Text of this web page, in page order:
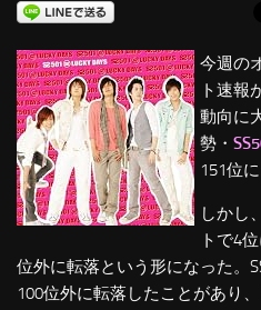
今週の
ト速報
動向に
勢・
151位
しかし
トで4
位外に転落という形になった。
100位外に転落したことがあり